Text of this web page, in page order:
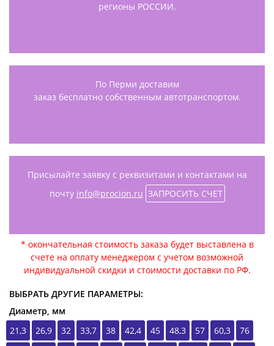
регионы РОССИИ.
По Перми доставим
заказ бесплатно собственным автотранспортом.
Присылайте заявку с реквизитами и контактами на
почту info@procion.ru ЗАПРОСИТЬ СЧЕТ
* окончательная стоимость заказа будет выставлена в
счете на оплату менеджером с учетом возможной
индивидуальной скидки и стоимости доставки по РФ.
ВЫБРАТЬ ДРУГИЕ ПАРАМЕТРЫ:
Диаметр, мм
21,3
26,9 32 33,7 38 42,4 45 48,3 57 60,3
76